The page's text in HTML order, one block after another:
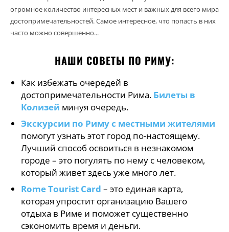
огромное количество интересных мест и важных для всего мира
достопримечательностей. Самое интересное, что попасть в них
часто можно совершенно...
НАШИ СОВЕТЫ ПО РИМУ:
Как избежать очередей в
достопримечательности Рима. Билеты в
Колизей минуя очередь.
Экскурсии по Риму с местными жителями
помогут узнать этот город по-настоящему.
Лучший способ освоиться в незнакомом
городе – это погулять по нему с человеком,
который живет здесь уже много лет.
Rome Tourist Card – это единая карта,
которая упростит организацию Вашего
отдыха в Риме и поможет существенно
сэкономить время и деньги.